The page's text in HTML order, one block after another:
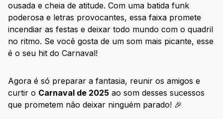
ousada e cheia de atitude. Com uma batida funk
poderosa e letras provocantes, essa faixa promete
incendiar as festas e deixar todo mundo com o quadril
no ritmo. Se você gosta de um som mais picante, esse
é o seu hit do Carnaval!
Agora é só preparar a fantasia, reunir os amigos e
curtir o Carnaval de 2025 ao som desses sucessos
que prometem não deixar ninguém parado! 🎉